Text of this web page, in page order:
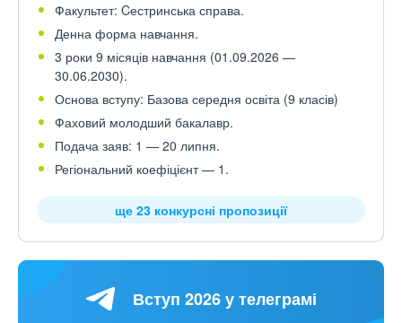
Факультет: Cестринська справа.
Денна форма навчання.
3 роки 9 місяців навчання (01.09.2026 —
30.06.2030).
Основа вступу: Базова середня освіта (9 класів)
Фаховий молодший бакалавр.
Подача заяв: 1 — 20 липня.
Регіональний коефіцієнт — 1.
ще 23 конкурсні пропозиції
Вступ 2026 у телеграмі